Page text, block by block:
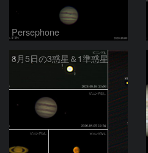
Persephone
8月5日の3惑星＆1準惑星